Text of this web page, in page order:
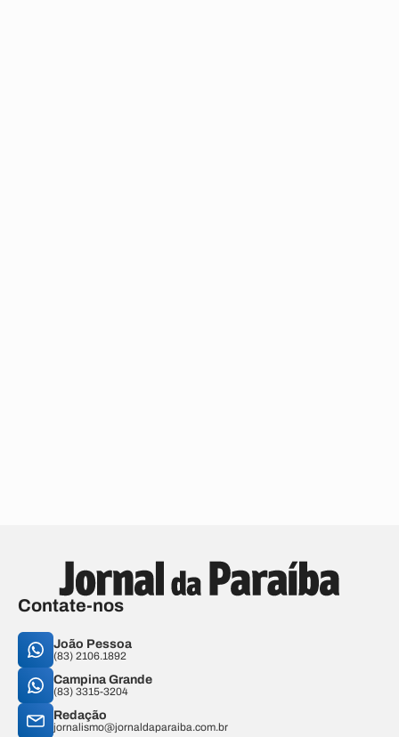
Contate-nos
João Pessoa
(83) 2106.1892
Campina Grande
(83) 3315-3204
Redação
jornalismo@jornaldaparaiba.com.br